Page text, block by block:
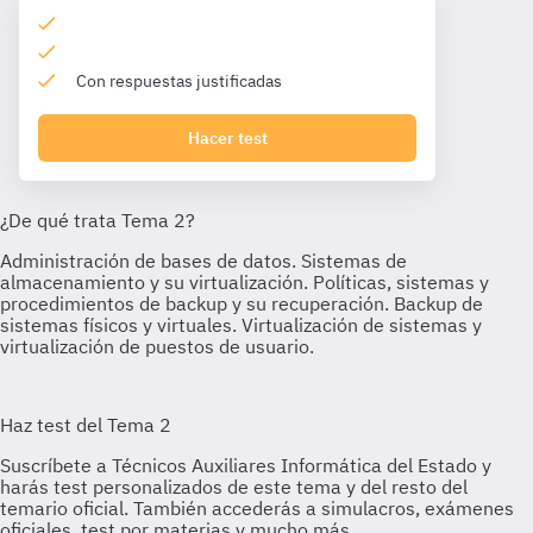
Con respuestas justificadas
Hacer test